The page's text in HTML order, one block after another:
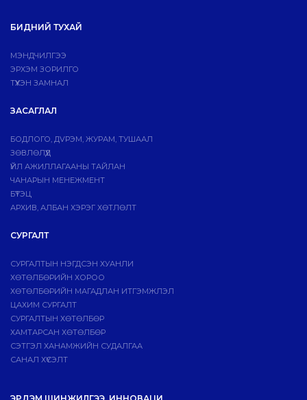
БИДНИЙ ТУХАЙ
МЭНДЧИЛГЭЭ
ЭРХЭМ ЗОРИЛГО
ТҮҮХЭН ЗАМНАЛ
ЗАСАГЛАЛ
БОДЛОГО, ДVРЭМ, ЖУРАМ, ТУШААЛ
ЗӨВЛӨЛҮҮД
ҮЙЛ АЖИЛЛАГААНЫ ТАЙЛАН
ЧАНАРЫН МЕНЕЖМЕНТ
БҮТЭЦ
АРХИВ, АЛБАН ХЭРЭГ ХӨТЛӨЛТ
СУРГАЛТ
СУРГАЛТЫН НЭГДСЭН ХУАНЛИ
ХӨТӨЛБӨРИЙН ХОРОО
ХӨТӨЛБӨРИЙН МАГАДЛАН ИТГЭМЖЛЭЛ
ЦАХИМ СУРГАЛТ
СУРГАЛТЫН ХӨТӨЛБӨР
ХАМТАРСАН ХӨТӨЛБӨР
СЭТГЭЛ ХАНАМЖИЙН СУДАЛГАА
САНАЛ ХҮСЭЛТ